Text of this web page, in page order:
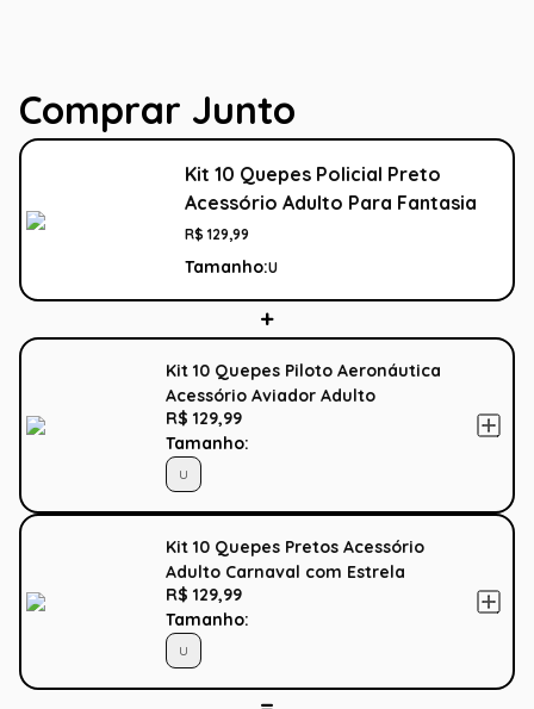
Comprar Junto
Kit 10 Quepes Policial Preto
Acessório Adulto Para Fantasia
R$ 129,99
Tamanho:U
Kit 10 Quepes Piloto Aeronáutica
Acessório Aviador Adulto
R$ 129,99
Tamanho:
U
Kit 10 Quepes Pretos Acessório
Adulto Carnaval com Estrela
R$ 129,99
Tamanho:
U